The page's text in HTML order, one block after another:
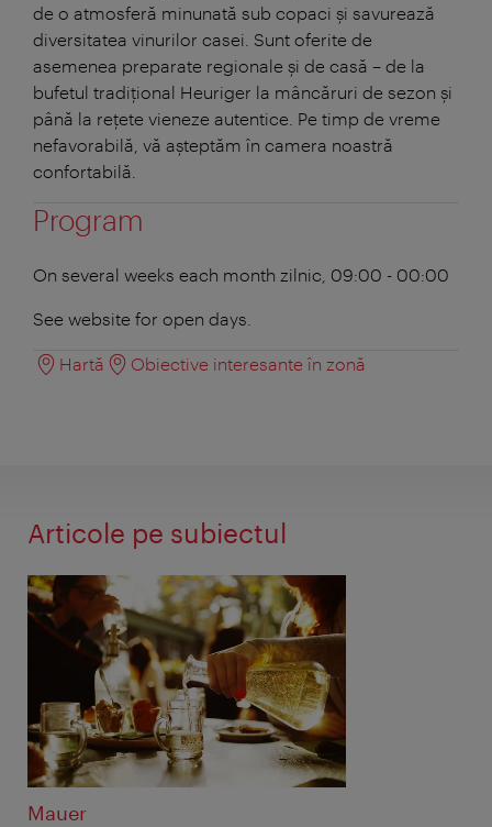
de o atmosferă minunată sub copaci și savurează
diversitatea vinurilor casei. Sunt oferite de
asemenea preparate regionale și de casă – de la
bufetul tradițional Heuriger la mâncăruri de sezon și
până la rețete vieneze autentice. Pe timp de vreme
nefavorabilă, vă așteptăm în camera noastră
confortabilă.
Program
On several weeks each month zilnic, 09:00 - 00:00
See website for open days.
Hartă Obiective interesante în zonă
Articole pe subiectul
Mauer